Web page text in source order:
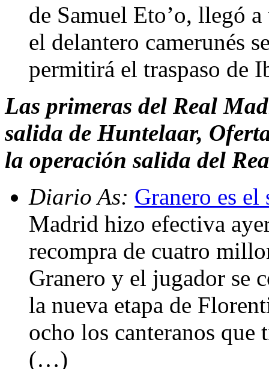
de Samuel Eto’o, llegó
el delantero camerunés
permitirá el traspaso
Las primeras del Real
salida de Huntelaar,
la operación salida del
Diario As: Granero es
Madrid hizo efectiva
recompra de cuatro
Granero y el jugador se
la nueva etapa de
ocho los canteranos
(…)